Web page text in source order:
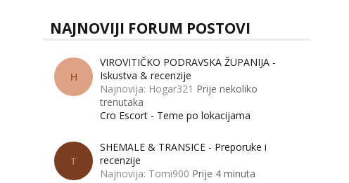
NAJNOVIJI FORUM POSTOVI
H
VIROVITIČKO PODRAVSKA ŽUPANIJA -
Iskustva & recenzije
Najnovija: Hogar321 Prije nekoliko
trenutaka
Cro Escort - Teme po lokacijama
T
SHEMALE & TRANSICE - Preporuke i
recenzije
Najnovija: Tomi900 Prije 4 minuta